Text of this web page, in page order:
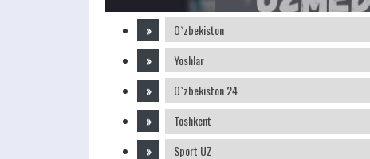
O`zbekiston
Yoshlar
O`zbekiston 24
Toshkent
Sport UZ